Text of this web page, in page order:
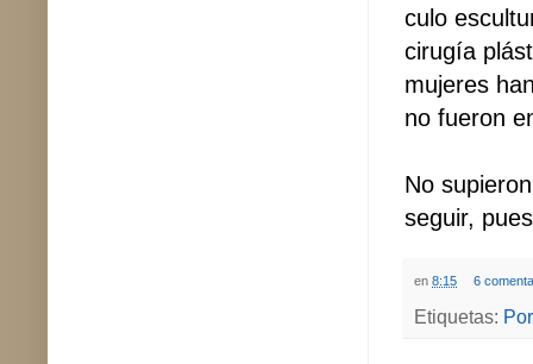
culo
cirugía
mujeres
no fueron
No
seguir,
en 8:15 6
Etiquetas: